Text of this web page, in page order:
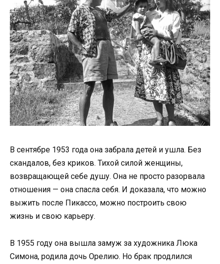
В сентябре 1953 года она забрала детей и ушла. Без
скандалов, без криков. Тихой силой женщины,
возвращающей себе душу. Она не просто разорвала
отношения — она спасла себя. И доказала, что можно
выжить после Пикассо, можно построить свою
жизнь и свою карьеру.
В 1955 году она вышла замуж за художника Люка
Симона, родила дочь Орелию. Но брак продлился